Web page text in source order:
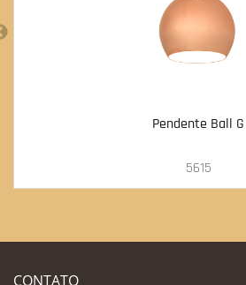
Pendente Ball G
5615
CONTATO